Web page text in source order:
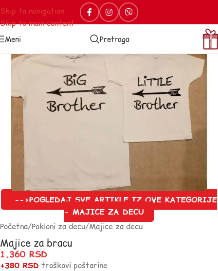
Skip to navigation
Skip to main content
Meni Pretraga
-->POGLEDAJ SVE ARTIKLE IZ OVE KATEGORIJE
- MAJICE ZA DECU
Početna/Pokloni za decu/Majice za decu
Majice za bracu
1.360 RSD
+380 RSD troškovi poštarine